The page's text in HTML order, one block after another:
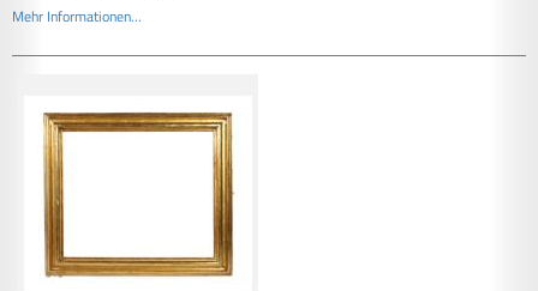
Mehr Informationen...